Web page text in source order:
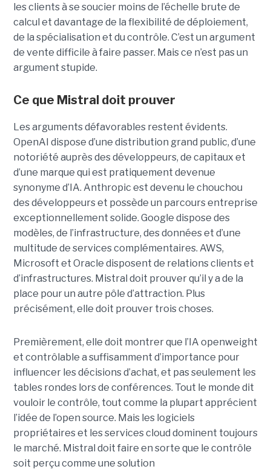
les clients à se soucier moins de l’échelle brute de
calcul et davantage de la flexibilité de déploiement,
de la spécialisation et du contrôle. C’est un argument
de vente difficile à faire passer. Mais ce n’est pas un
argument stupide.
Ce que Mistral doit prouver
Les arguments défavorables restent évidents.
OpenAI dispose d’une distribution grand public, d’une
notoriété auprès des développeurs, de capitaux et
d’une marque qui est pratiquement devenue
synonyme d’IA. Anthropic est devenu le chouchou
des développeurs et possède un parcours entreprise
exceptionnellement solide. Google dispose des
modèles, de l’infrastructure, des données et d’une
multitude de services complémentaires. AWS,
Microsoft et Oracle disposent de relations clients et
d’infrastructures. Mistral doit prouver qu’il y a de la
place pour un autre pôle d’attraction. Plus
précisément, elle doit prouver trois choses.
Premièrement, elle doit montrer que l’IA openweight
et contrôlable a suffisamment d’importance pour
influencer les décisions d’achat, et pas seulement les
tables rondes lors de conférences. Tout le monde dit
vouloir le contrôle, tout comme la plupart apprécient
l’idée de l’open source. Mais les logiciels
propriétaires et les services cloud dominent toujours
le marché. Mistral doit faire en sorte que le contrôle
soit perçu comme une solution